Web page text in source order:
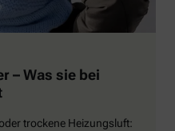
– Was sie bei
trockene Heizungsluft: